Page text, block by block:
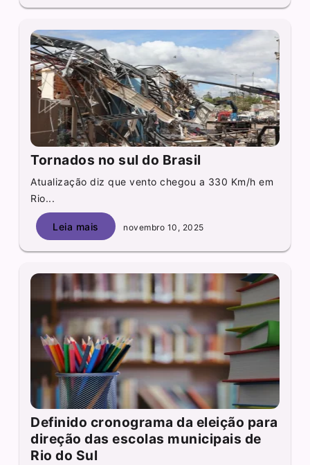
Tornados no sul do Brasil
Atualização diz que vento chegou a 330 Km/h em
Rio...
Leia mais novembro 10, 2025
Definido cronograma da eleição para
direção das escolas municipais de
Rio do Sul